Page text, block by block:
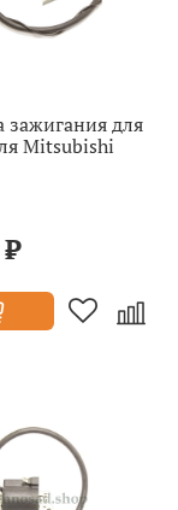
зажигания для
Mitsubishi